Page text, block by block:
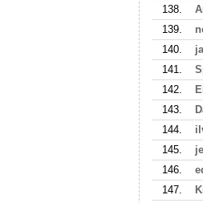
138.
139.
140.
141.
142.
143.
144.
145.
146.
147.